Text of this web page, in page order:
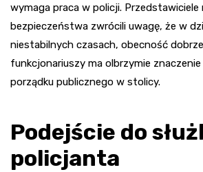
wymaga praca w policji. Przedstawiciele
bezpieczeństwa zwrócili uwagę, że w
niestabilnych czasach, obecność
funkcjonariuszy ma olbrzymie
porządku publicznego w stolicy.
Podejście do
policjanta